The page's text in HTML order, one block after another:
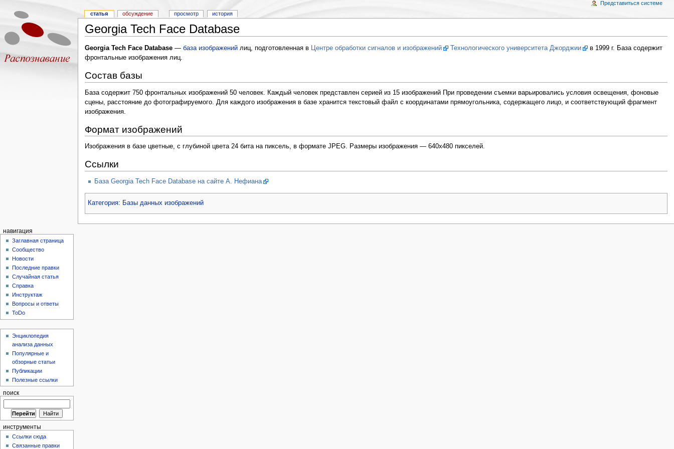
Georgia Tech Face Database
Georgia Tech Face Database— база изображенийлиц, подготовленная в Центре обработки сигналов и изображений Технологического университета Джорджии
в 1999 г. База содержит
фронтальные изображения лиц.
Состав базы
База содержит 750 фронтальных изображений 50 человек. Каждый человек представлен серией из 15 изображений При проведении съемки варьировались условия освещения, фоновые
сцены, расстояние до фотографируемого. Для каждого изображения в базе хранится текстовый файл с координатами прямоугольника, содержащего лицо, и соответствующий фрагмент
изображения.
Формат изображений
Изображения в базе цветные, с глубиной цвета 24 бита на пиксель, в формате JPEG. Размеры изображения — 640x480 пикселей.
Ссылки
База Georgia Tech Face Database на сайте А. Нефиана
Категория: Базы данных изображений
статья обсуждение просмотр история
Представиться системе
навигация
Заглавная страница
Сообщество
Новости
Последние правки
Случайная статья
Справка
Инструктаж
Вопросы и ответы
ToDo
Энциклопедия
анализа данных
Популярные и
обзорные статьи
Публикации
Полезные ссылки
поиск
инструменты
Ссылки сюда
Связанные правки